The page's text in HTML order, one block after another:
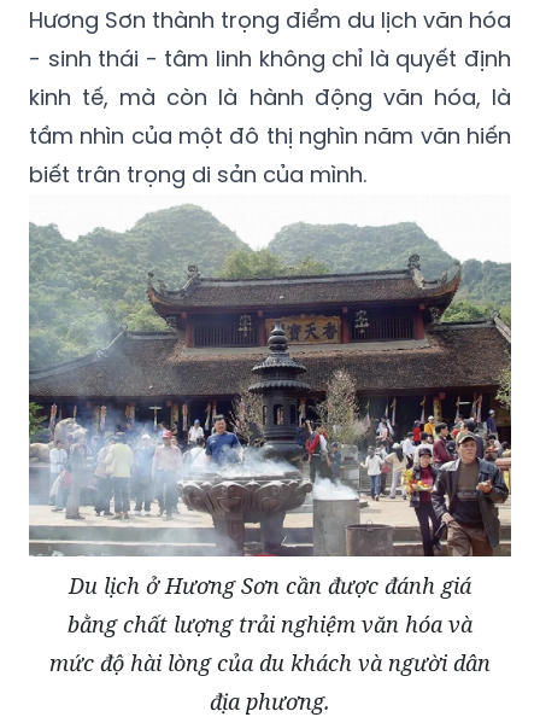
Hương Sơn thành trọng điểm du lịch văn hóa
- sinh thái - tâm linh không chỉ là quyết định
kinh tế, mà còn là hành động văn hóa, là
tầm nhìn của một đô thị nghìn năm văn hiến
biết trân trọng di sản của mình.
Du lịch ở Hương Sơn cần được đánh giá
bằng chất lượng trải nghiệm văn hóa và
mức độ hài lòng của du khách và người dân
địa phương.